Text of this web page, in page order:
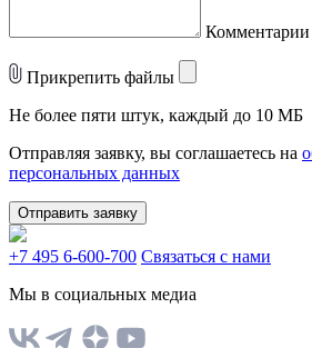
Прикрепить файлы
Не более пяти штук, каждый до 10 МБ
Отправляя заявку, вы соглашаетесь на
персональных данных
Отправить заявку
+7 495 6-600-700 Связаться с нами
Мы в социальных медиа